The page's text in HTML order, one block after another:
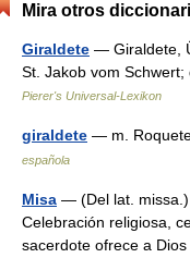
Mira otros
Giraldete — Giraldete,
St. Jakob vom
Pierer's Universal-Lexikon
giraldete — m.
española
Misa — (Del lat.
Celebración religiosa,
sacerdote ofrece a